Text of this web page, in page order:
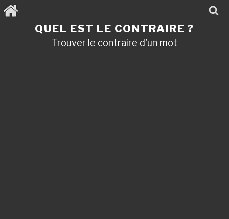
Aller
au
QUEL EST LE CONTRAIRE ?
Trouver le contraire d'un mot